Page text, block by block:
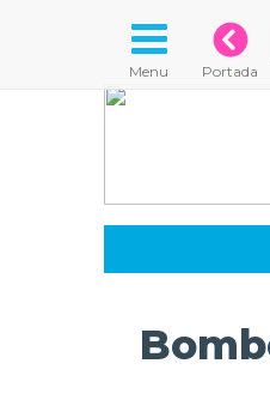
Menu Portada